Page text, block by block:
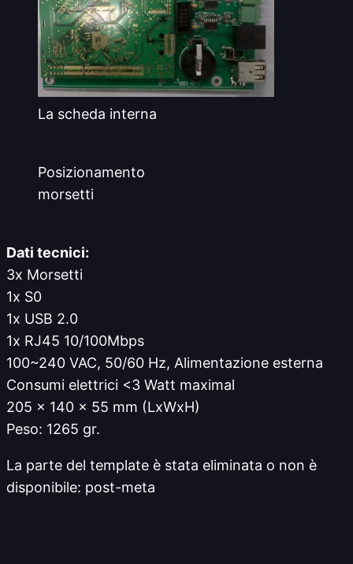
La scheda interna
Posizionamento
morsetti
Dati tecnici:
3x Morsetti
1x S0
1x USB 2.0
1x RJ45 10/100Mbps
100~240 VAC, 50/60 Hz, Alimentazione esterna
Consumi elettrici <3 Watt maximal
205 x 140 x 55 mm (LxWxH)
Peso: 1265 gr.
La parte del template è stata eliminata o non è
disponibile: post-meta